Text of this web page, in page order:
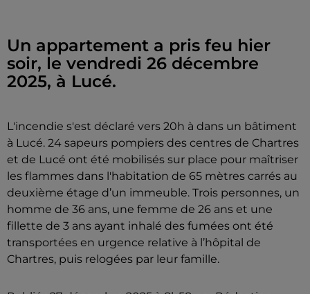
Un appartement a pris feu hier
soir, le vendredi 26 décembre
2025, à Lucé.
L'incendie s'est déclaré vers 20h à dans un bâtiment
à Lucé. 24 sapeurs pompiers des centres de Chartres
et de Lucé ont été mobilisés sur place pour maîtriser
les flammes dans l'habitation de 65 mètres carrés au
deuxième étage d’un immeuble. Trois personnes, un
homme de 36 ans, une femme de 26 ans et une
fillette de 3 ans ayant inhalé des fumées ont été
transportées en urgence relative à l’hôpital de
Chartres, puis relogées par leur famille.